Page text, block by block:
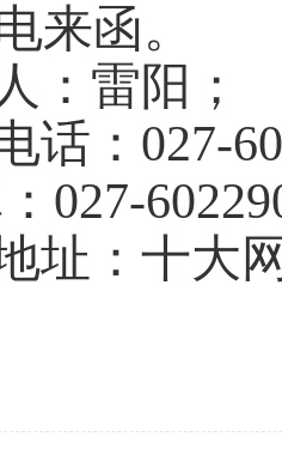
来函。
：雷阳；
话：027-
027-
址：十大